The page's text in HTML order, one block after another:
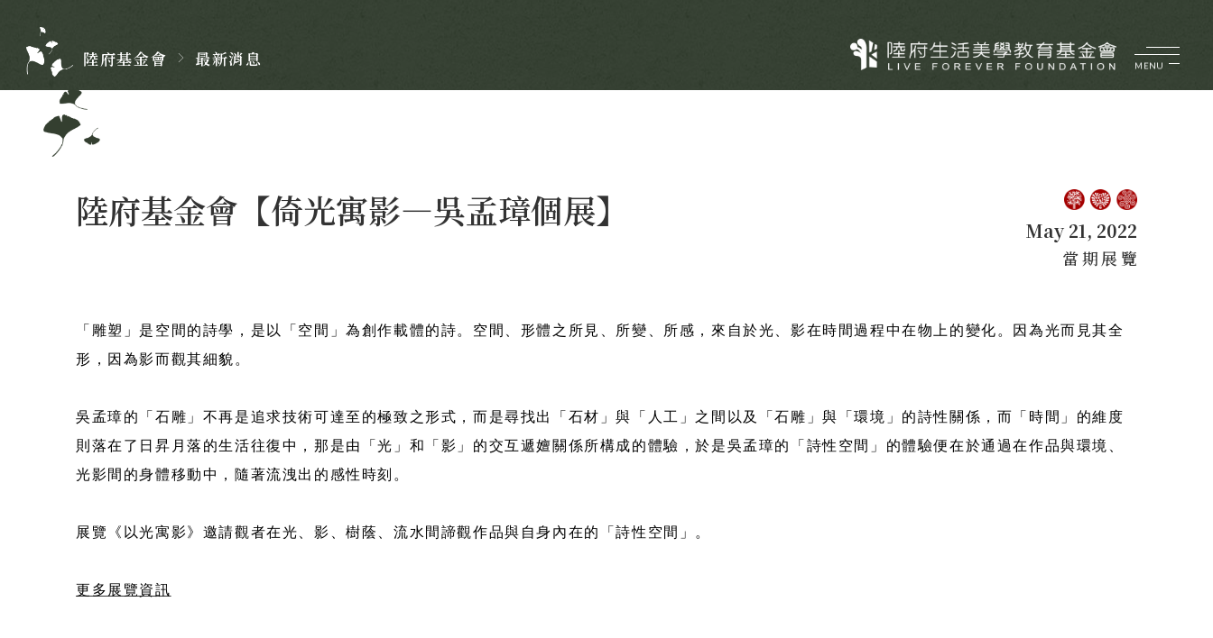
MENU
陸府基金會 最新消息
May 21, 2022
當期展覽
陸府基金會【倚光寓影—吳孟璋個展】
「雕塑」是空間的詩學，是以「空間」為創作載體的詩。空間、形體之所見、所變、所感，來自於光、影在時間過程中在物上的變化。因為光而見其全
形，因為影而觀其細貌。
吳孟璋的「石雕」不再是追求技術可達至的極致之形式，而是尋找出「石材」與「人工」之間以及「石雕」與「環境」的詩性關係，而「時間」的維度
則落在了日昇月落的生活往復中，那是由「光」和「影」的交互遞嬗關係所構成的體驗，於是吳孟璋的「詩性空間」的體驗便在於通過在作品與環境、
光影間的身體移動中，隨著流洩出的感性時刻。
展覽《以光寓影》邀請觀者在光、影、樹蔭、流水間諦觀作品與自身內在的「詩性空間」。
更多展覽資訊